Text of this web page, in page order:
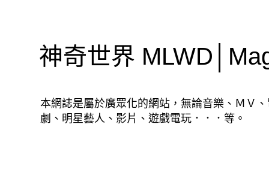
神奇世界
本網誌是屬於廣眾化的網站，無論音樂、ＭＶ
劇、明星藝人、影片、遊戲電玩．．．等。